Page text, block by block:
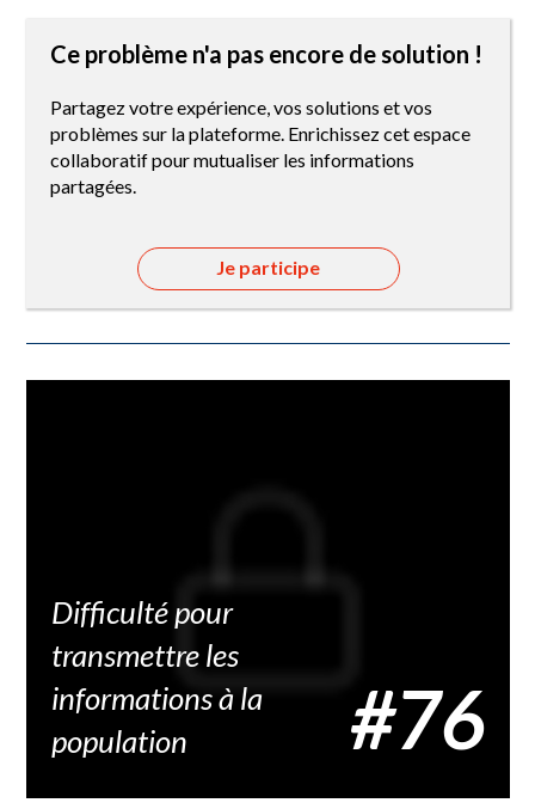
Ce problème n'a pas encore de solution !
Partagez votre expérience, vos solutions et vos
problèmes sur la plateforme. Enrichissez cet espace
collaboratif pour mutualiser les informations
partagées.
Je participe
Difficulté pour
transmettre les
informations à la
population
#76